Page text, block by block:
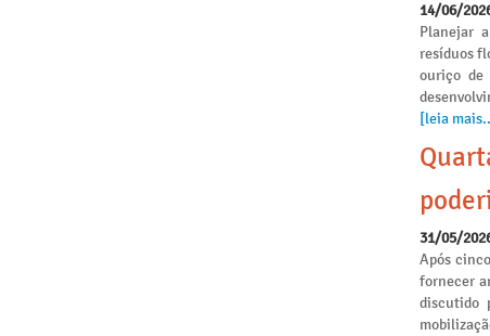
14/06/
Planejar
resíduos
ouriço de
[leia
31/05/
Após
fornecer
discutido